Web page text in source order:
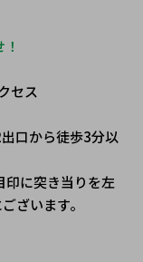
セス
口から徒歩3分以
印に突き当りを左
ざいます。